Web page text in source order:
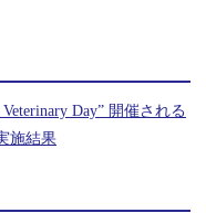
Day” 開催される
施結果